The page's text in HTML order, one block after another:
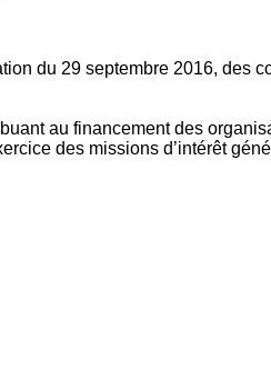
du 29 septembre 2016, des
au financement des
des missions d’intérêt